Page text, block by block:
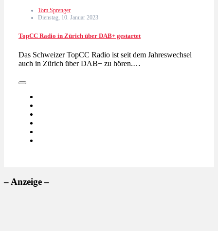
Tom Sprenger
Dienstag, 10. Januar 2023
TopCC Radio in Zürich über DAB+ gestartet
Das Schweizer TopCC Radio ist seit dem Jahreswechsel
auch in Zürich über DAB+ zu hören.…
– Anzeige –